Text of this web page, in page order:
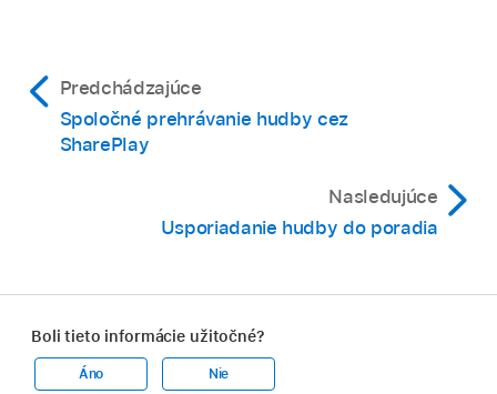
Predchádzajúce
Spoločné prehrávanie hudby cez
SharePlay
Nasledujúce
Usporiadanie hudby do poradia
Boli tieto informácie užitočné?
Áno Nie